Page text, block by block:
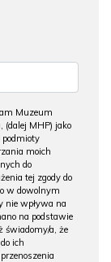
Muzeum
MHP) jako
moich
do
tej zgody do
w dowolnym
nie wpływa na
na podstawie
świadomy/a, że
ich